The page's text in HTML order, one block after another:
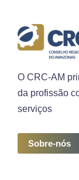
O CRC-AM
da profissão
serviços
Sobre-nós